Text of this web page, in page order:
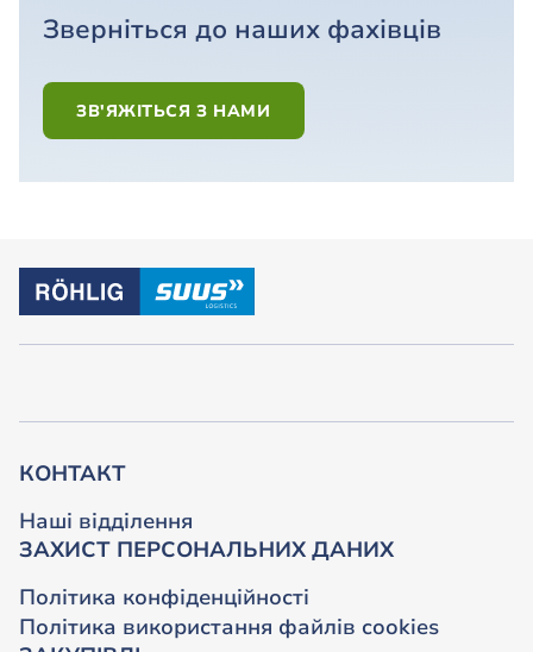
Зверніться до наших фахівців
ЗВ'ЯЖІТЬСЯ З НАМИ
КОНТАКТ
Наші відділення
ЗАХИСТ ПЕРСОНАЛЬНИХ ДАНИХ
Політика конфіденційності
Політика використання файлів cookies